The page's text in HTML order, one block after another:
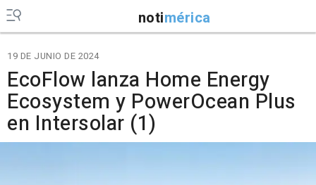
notimérica
19 DE JUNIO DE 2024
EcoFlow lanza Home Energy
Ecosystem y PowerOcean Plus
en Intersolar (1)